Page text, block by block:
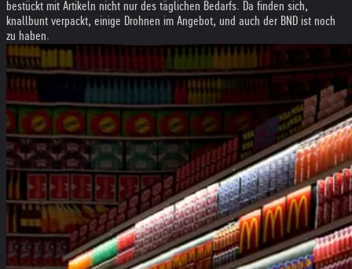
bestückt mit Artikeln nicht nur des täglichen Bedarfs. Da finden sich,
knallbunt verpackt, einige Drohnen im Angebot, und auch der BND ist noch
zu haben.